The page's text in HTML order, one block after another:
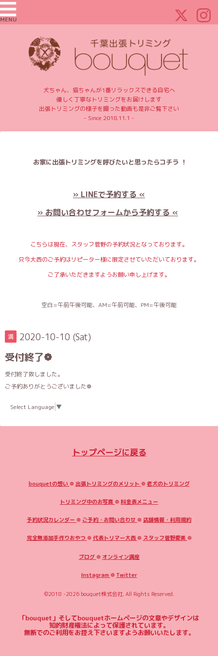
MENU
犬ちゃん、猫ちゃんが1番リラックスできる自宅へ
優しく丁寧なトリミングをお届けします
出張トリミングの様子を撮った動画も是非ご覧下さい
- Since 2018.11.1 -
お家に出張トリミングを呼びたいと思ったらコチラ ！
» LINEで予約する «
» お問い合わせフォームから予約する «
こちらは現在、スタッフ菅野の予約状況となっております。
只今大西のご予約はリピーター様に限定させていただいております。
ご了承いただきますようお願い申し上げます。
空白=午前午後可能、AM=午前可能、PM=午後可能
満 2020-10-10 (Sat)
受付終了❁
受付終了致しました。
ご予約ありがとうございました❁
Select Language ▼
トップページに戻る
bouquetの想い ❁ 出張トリミングのメリット ❁老犬のトリミング
トリミング中のお写真 ❁料金表メニュー
予約状況カレンダー ❁ ご予約・お問い合わせ ❁ 店舗情報・利用規約
完全無添加手作りおやつ ❁代表トリマー大西❁ スタッフ菅野愛美 ❁
ブログ❁ オンライン講座
Instagram ❁Twitter
©2018 -2026 bouquet株式会社. All Rights Reserved.
「bouquet」そしてbouquetホームページの文章やデザインは
知的財産権法によって保護されています。
無断でのご利用をお控え下さいますようお願いいたします。